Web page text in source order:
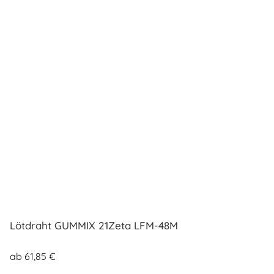
Lötdraht GUMMIX 21Zeta LFM-48M
ab 61,85 €